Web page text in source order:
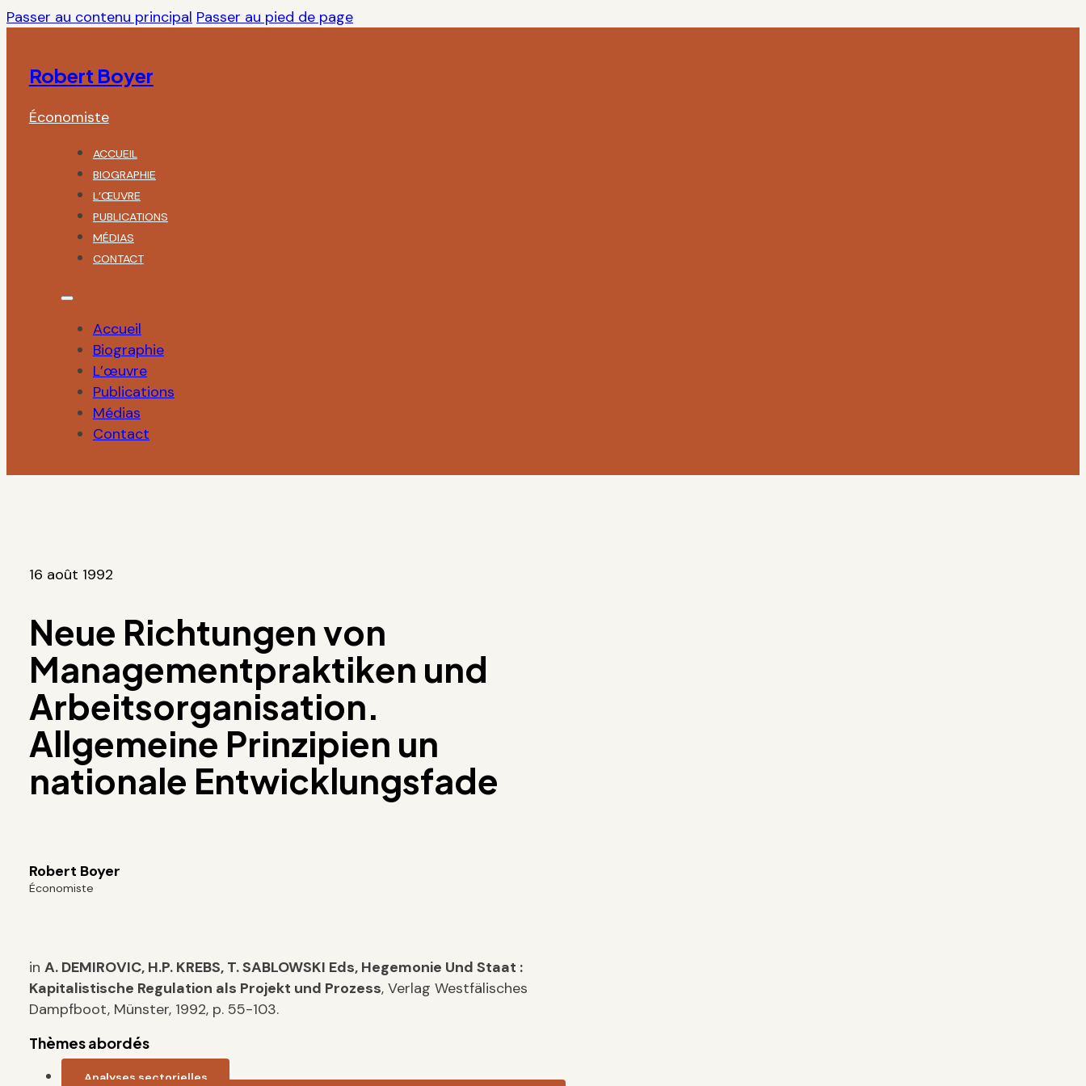
Passer au contenu principal Passer au pied de page
Robert Boyer
Économiste
ACCUEIL
BIOGRAPHIE
L’ŒUVRE
PUBLICATIONS
MÉDIAS
CONTACT
Accueil
Biographie
L’œuvre
Publications
Médias
Contact
16 août 1992
Neue Richtungen von
Managementpraktiken und
Arbeitsorganisation.
Allgemeine Prinzipien un
nationale Entwicklungsfade
Robert Boyer
Économiste
in A. DEMIROVIC, H.P. KREBS, T. SABLOWSKI Eds, Hegemonie Und Staat :
Kapitalistische Regulation als Projekt und Prozess, Verlag Westfälisches
Dampfboot, Münster, 1992, p. 55-103.
Thèmes abordés
Analyses sectorielles